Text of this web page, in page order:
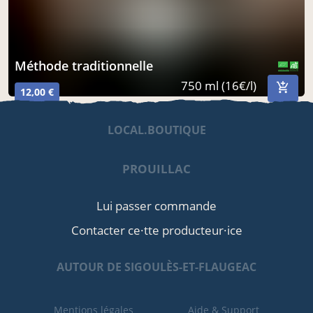
méthode traditionnelle
12,00 € 750 ml (16€/l)
LOCAL.BOUTIQUE
PROUILLAC
Lui passer commande
Contacter ce·tte producteur·ice
AUTOUR DE SIGOULÈS-ET-FLAUGEAC
Mentions légales Aide & Support